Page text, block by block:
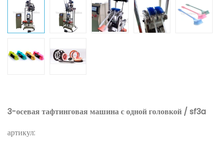
3-осевая тафтинговая машина с одной головкой / sf3a
артикул: